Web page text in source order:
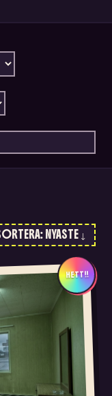
NYASTE ↓
HETT!!